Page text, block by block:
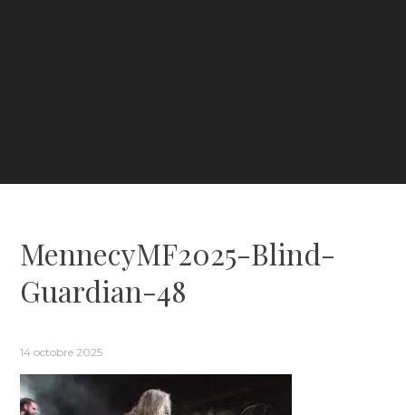
MennecyMF2025-Blind-
Guardian-48
14 octobre 2025